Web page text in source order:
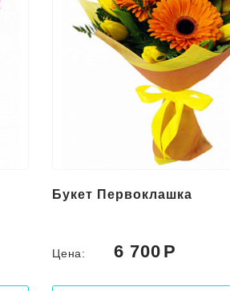
Букет Первоклашка
Цена: 6 700